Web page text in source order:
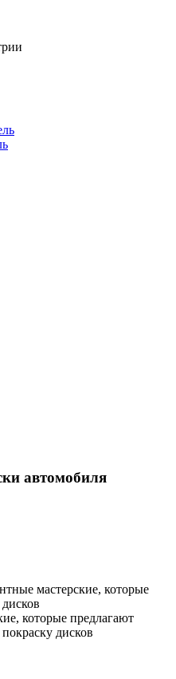
автомобиля
мастерские, которые
которые предлагают
дисков